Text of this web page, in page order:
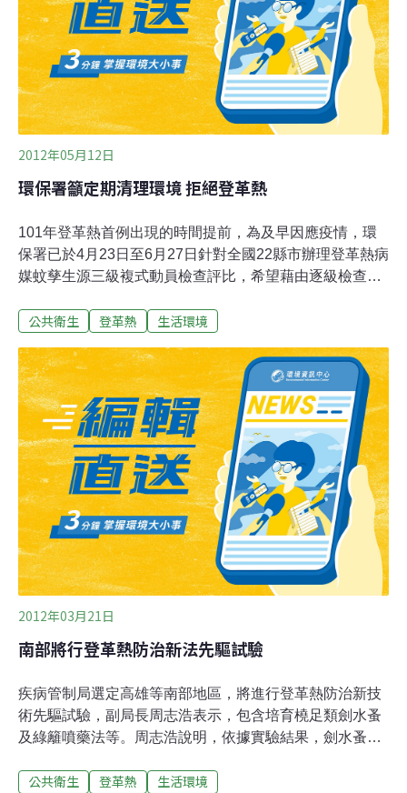
市場防疫機制今天選擇在三民第一公有市場誓師啟動。三
民區第二衛生所長韓永光說，販售果菜魚肉傳統市場由於
環境髒亂及攤商從四方聚集，有利病毒散播，將市場列為
重點防疫，能發揮事半功倍效果。熱心攤商穿上防疫宣導
圍裙，高呼口號「盛水容器常刷洗，不用
2012年05月12日
環保署籲定期清理環境 拒絕登革熱
101年登革熱首例出現的時間提前，為及早因應疫情，環
保署已於4月23日至6月27日針對全國22縣市辦理登革熱病
媒蚊孳生源三級複式動員檢查評比，希望藉由逐級檢查方
宏表示，梅雨季即將到來，在雨季來臨前，請民眾動手檢
衛生署11日召開「101年第一次登革熱流行疫情處理協調
會報」，針對防治策略進行討論，以避免101年再度發生
登革熱疫情。環保署登革熱防治策略是以「清除孳生源為
主，緊急噴藥為輔」原則，並結合村里志、義工與環保衛
生機關的力量進行登革熱孳生源清除，持續辦理三級複式
動員檢查。環保署並呼籲民眾應以「清除再清除、檢查再
檢查」及「巡、倒、清、刷」等防治工作觀念，並提醒民
眾定期進行環境整理、清理髒亂點及清除登革熱病媒蚊孳
生源，並加強個人保護措施以避免被蚊蟲叮咬。
公共衛生 登革熱 生活環境
2012年03月21日
南部將行登革熱防治新法先驅試驗
疾病管制局選定高雄等南部地區，將進行登革熱防治新技
術先驅試驗，副局長周志浩表示，包含培育橈足類劍水蚤
及綠籬噴藥法等。周志浩說明，依據實驗結果，劍水蚤是
葉上，也能有效消滅病媒蚊。目前兩項新技術仍停留在實
公共衛生 登革熱 生活環境